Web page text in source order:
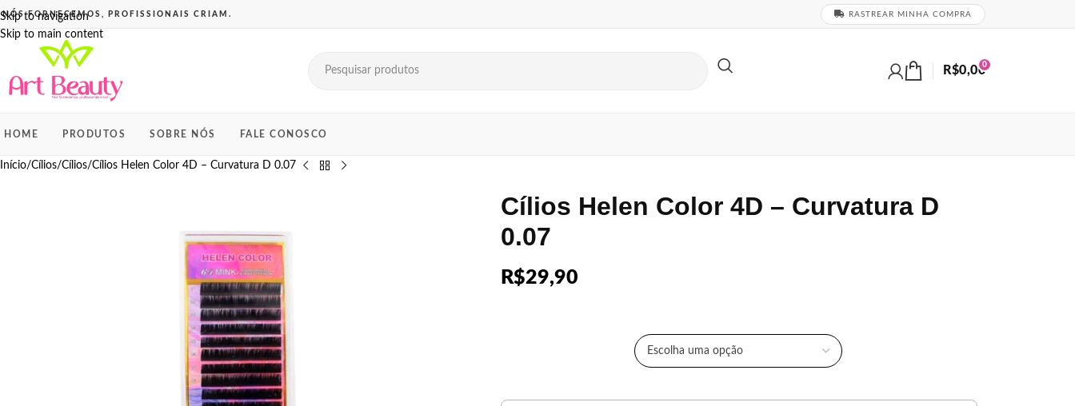
Skip to navigation
Skip to main content
RASTREAR MINHA COMPRA
0
R$0,00
HOME PRODUTOS SOBRE NÓS FALE CONOSCO
Início Cílios Cílios Cílios Helen Color 4D – Curvatura D 0.07
Cílios Helen Color 4D – Curvatura D
0.07
R$29,90